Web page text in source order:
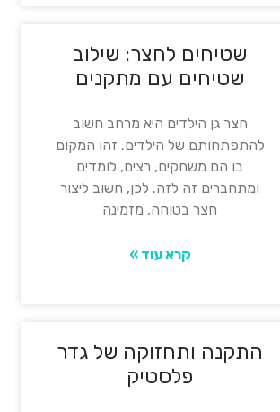
שטיחים לחצר: שילוב
שטיחים עם מתקנים
חצר גן הילדים היא מרחב חשוב
להתפתחותם של הילדים. זהו המקום
בו הם משחקים, רצים, לומדים
ומתחברים זה לזה. לכן, חשוב ליצור
חצר בטוחה, מזמינה
קרא עוד »
התקנה ותחזוקה של גדר
פלסטיק